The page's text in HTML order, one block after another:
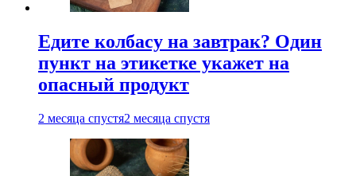
Едите колбасу на завтрак? Один
пункт на этикетке укажет на
опасный продукт
2 месяца спустя2 месяца спустя